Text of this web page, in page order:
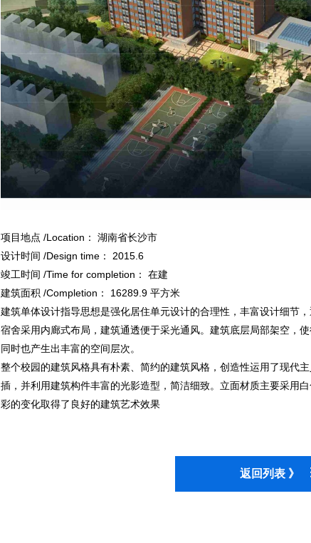
项目地点 /Location： 湖南省长沙市
设计时间 /Design time： 2015.6
竣工时间 /Time for completion： 在建
建筑面积 /Completion： 16289.9 平方米
建筑单体设计指导思想是强化居住单元设计的合理性，丰富设计细节
宿舍采用内廊式布局，建筑通透便于采光通风。建筑底层局部架空，
同时也产生出丰富的空间层次。
整个校园的建筑风格具有朴素、简约的建筑风格，创造性运用了现代
插，并利用建筑构件丰富的光影造型，简洁细致。立面材质主要采用
彩的变化取得了良好的建筑艺术效果
返回列表 》